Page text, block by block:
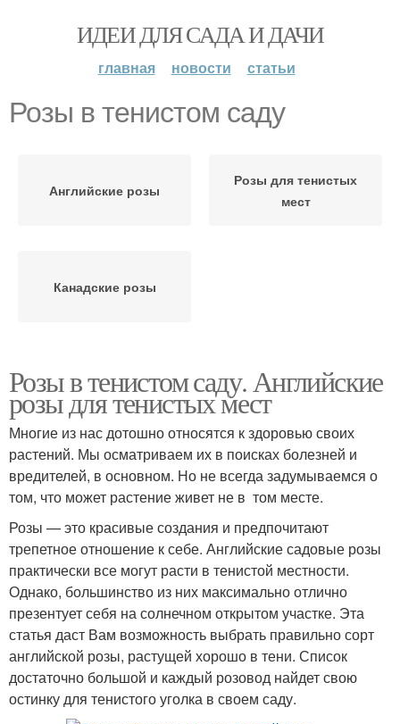
ИДЕИ ДЛЯ САДА И ДАЧИ
главная новости статьи
Розы в тенистом саду
Английские розы
Розы для тенистых
мест
Канадские розы
Розы в тенистом саду. Английские
розы для тенистых мест
Многие из нас дотошно относятся к здоровью своих
растений. Мы осматриваем их в поисках болезней и
вредителей, в основном. Но не всегда задумываемся о
том, что может растение живет не в том месте.
Розы — это красивые создания и предпочитают
трепетное отношение к себе. Английские садовые розы
практически все могут расти в тенистой местности.
Однако, большинство из них максимально отлично
презентует себя на солнечном открытом участке. Эта
статья даст Вам возможность выбрать правильно сорт
английской розы, растущей хорошо в тени. Список
достаточно большой и каждый розовод найдет свою
остинку для тенистого уголка в своем саду.